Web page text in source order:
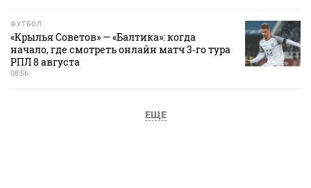
ФУТБОЛ
«Крылья Советов» — «Балтика»: когда
начало, где смотреть онлайн матч 3‑го тура
РПЛ 8 августа
08:56
ЕЩЕ